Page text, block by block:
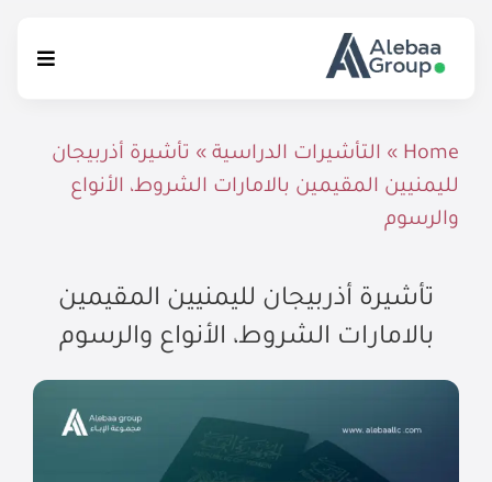
content
Toggle
الرئيسية
إتصل بنا
Home
» التأشيرات الدراسية» تأشيرة أذربيجان
لليمنيين المقيمين بالامارات الشروط، الأنواع
والرسوم
تأشيرة أذربيجان لليمنيين المقيمين
بالامارات الشروط، الأنواع والرسوم